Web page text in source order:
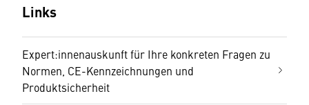
Links
Expert:innenauskunft für Ihre konkreten Fragen zu
Normen, CE-Kennzeichnungen und
Produktsicherheit